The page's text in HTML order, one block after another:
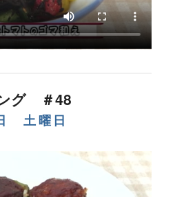
グ ＃48
土曜日